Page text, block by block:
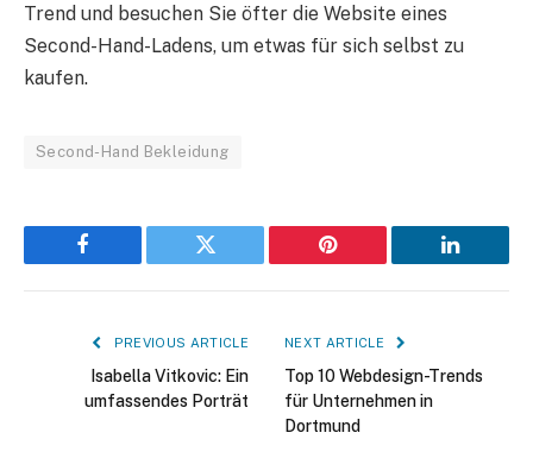
Trend und besuchen Sie öfter die Website eines
Second-Hand-Ladens, um etwas für sich selbst zu
kaufen.
Second-Hand Bekleidung
Facebook Twitter Pinterest LinkedIn
PREVIOUS ARTICLE
Isabella Vitkovic: Ein
umfassendes Porträt
NEXT ARTICLE
Top 10 Webdesign-Trends
für Unternehmen in
Dortmund